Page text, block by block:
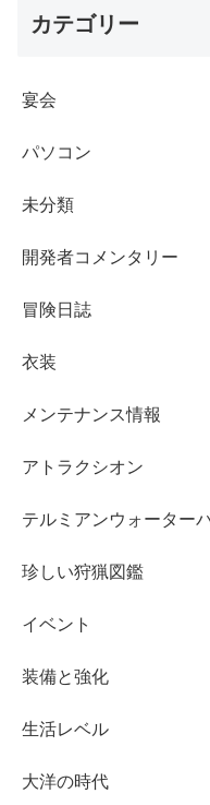
カテゴリー
宴会
パソコン
未分類
開発者コメンタリー
冒険日誌
衣装
メンテナンス情報
アトラクシオン
テルミアンウォーター
珍しい狩猟図鑑
イベント
装備と強化
生活レベル
大洋の時代